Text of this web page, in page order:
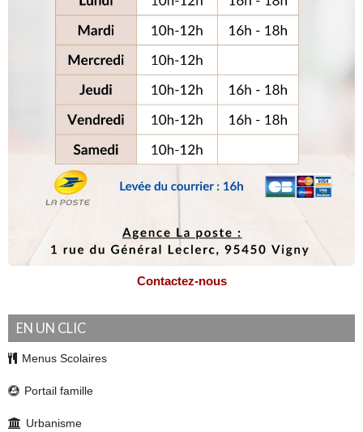
Contactez-nous
EN UN CLIC
Menus Scolaires
Portail famille
Urbanisme